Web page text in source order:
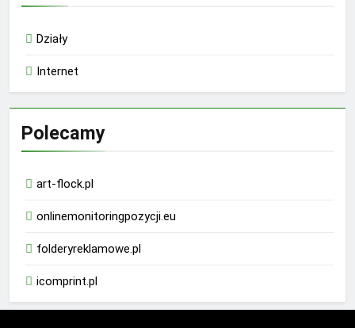
Działy
Internet
Polecamy
art-flock.pl
onlinemonitoringpozycji.eu
folderyreklamowe.pl
icomprint.pl